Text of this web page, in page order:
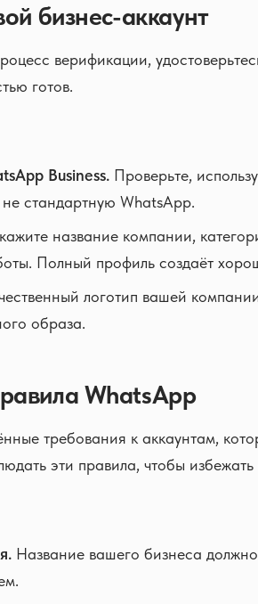
бизнес-аккаунт
верификации,
готов.
Business. Проверьте,
стандартную WhatsApp.
название компании,
Полный профиль создаёт
логотип вашей
образа.
WhatsApp
требования к аккаунтам,
эти правила, чтобы избежать
Название вашего бизнеса